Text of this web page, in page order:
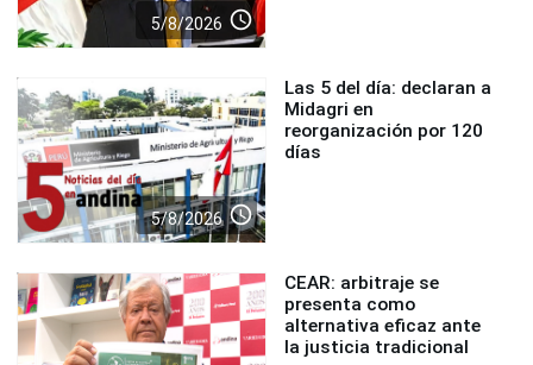
5/8/2026 access_time
5/8/2026 access_time
Las 5 del día: declaran a
Midagri en
reorganización por 120
días
CEAR: arbitraje se
presenta como
alternativa eficaz ante
la justicia tradicional